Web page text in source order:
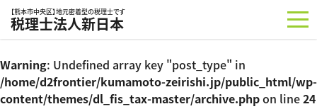
コンテンツへスキップ
【熊本市中央区】地元密着型の税理士です
税理士法人新日本
Warning: Undefined array key "post_type" in
/home/d2frontier/kumamoto-zeirishi.jp/public_html/wp-
content/themes/dl_fis_tax-master/archive.phpon line24